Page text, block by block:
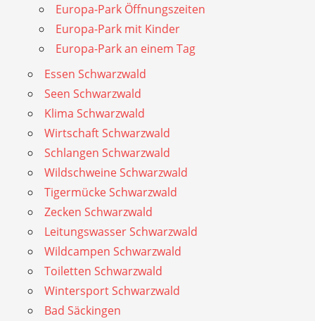
Europa-Park Öffnungszeiten
Europa-Park mit Kinder
Europa-Park an einem Tag
Essen Schwarzwald
Seen Schwarzwald
Klima Schwarzwald
Wirtschaft Schwarzwald
Schlangen Schwarzwald
Wildschweine Schwarzwald
Tigermücke Schwarzwald
Zecken Schwarzwald
Leitungswasser Schwarzwald
Wildcampen Schwarzwald
Toiletten Schwarzwald
Wintersport Schwarzwald
Bad Säckingen